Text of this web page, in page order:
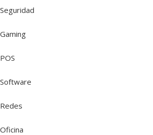
Seguridad
Gaming
POS
Software
Redes
Oficina